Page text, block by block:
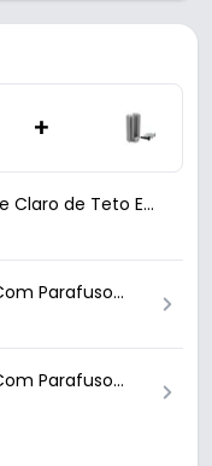
fosco, é
Fixação
Champanhe
+
Claro de Teto E
Parafuso
Parafuso